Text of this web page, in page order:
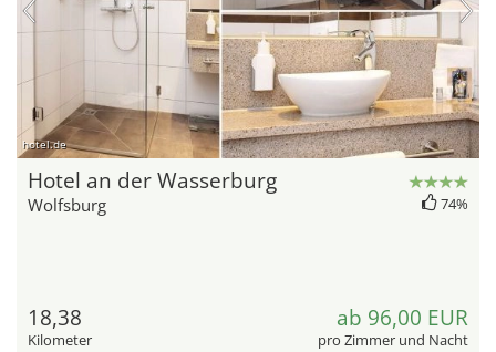
hotel.de
Hotel an der Wasserburg
Wolfsburg 74%
18,38
Kilometer
ab 96,00 EUR
pro Zimmer und Nacht